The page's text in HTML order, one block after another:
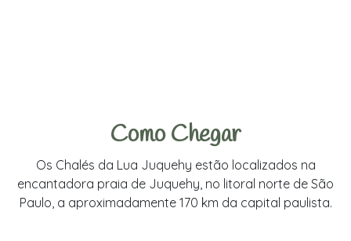
Como Chegar
Os Chalés da Lua Juquehy estão localizados na
encantadora praia de Juquehy, no litoral norte de São
Paulo, a aproximadamente 170 km da capital paulista.